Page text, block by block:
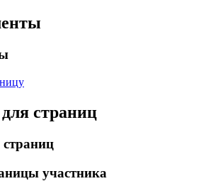
страниц
участника